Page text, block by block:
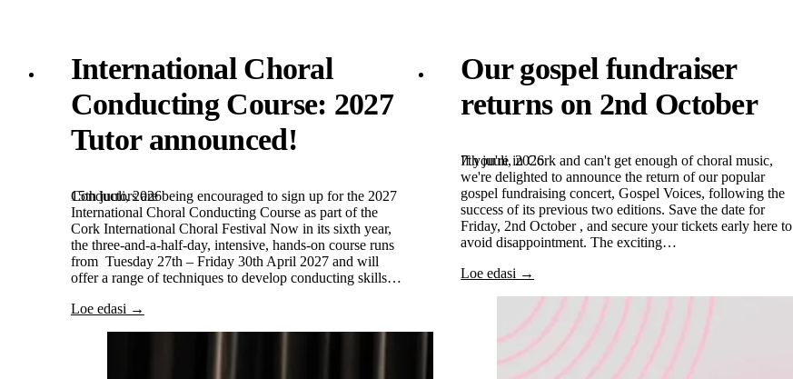
International Choral
Conducting Course: 2027
Tutor announced!
15th juuli, 2026
Conductors are being encouraged to sign up for the 2027
International Choral Conducting Course as part of the
Cork International Choral Festival Now in its sixth year,
the three-and-a-half-day, intensive, hands-on course runs
from Tuesday 27th – Friday 30th April 2027 and will
offer a range of techniques to develop conducting skills…
Loe edasi →
Our gospel fundraiser
returns on 2nd October
7th juuli, 2026
If you're in Cork and can't get enough of choral music,
we're delighted to announce the return of our popular
gospel fundraising concert, Gospel Voices, following the
success of its previous two editions. Save the date for
Friday, 2nd October , and secure your tickets early here to
avoid disappointment. The exciting…
Loe edasi →